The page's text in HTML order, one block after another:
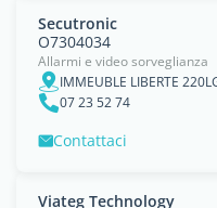
Secutronic
O7304034
Allarmi e video sorveglianza
IMMEUBLE LIBERTE
07 23 52 74
Contattaci
Viateg Technology